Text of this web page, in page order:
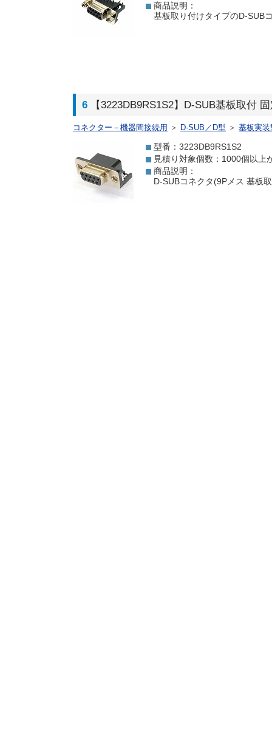
商品説明：
基板取り付けタイプのD-SUB
6 【3223DB9RS1S2】D-SUB基板取付
コネクター－機器間接続用 ＞ D-SUB／D型 ＞ 基板実装
型番：3223DB9RS1S2
見積り対象個数：1000個以上
商品説明：
D-SUBコネクタ(9Pメス 基板